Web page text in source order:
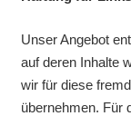
Unser Angebot
auf deren Inhalte
wir für diese
übernehmen. Für